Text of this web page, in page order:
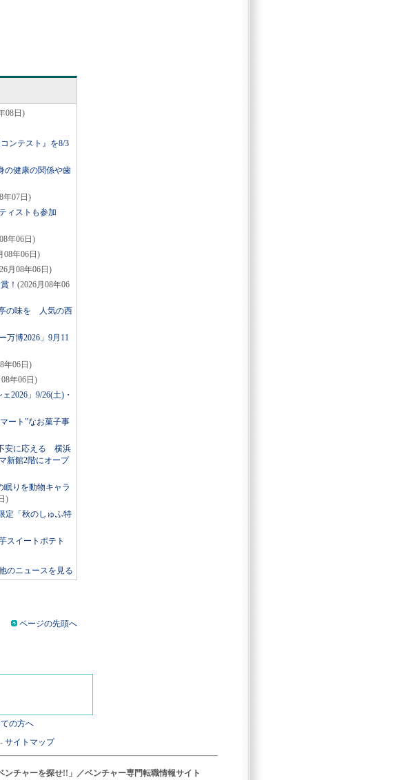
08日)
ンテスト』を8/3
の健康の関係や歯
年07日)
ィストも参加
年06日)
08年06日)
月08年06日)
！ (2026月08年06
亭の味を 人気の西
万博2026」9月11
年06日)
年06日)
2026」9/26(土)・
ート”なお菓子事
安に応える 横浜
新館2階にオープ
眠りを動物キャラ
)
定「秋のしゅふ特
スイートポテト
のニュースを見る
ページの先頭へ
の方へ
- サイトマップ
ンチャーを探せ!!」／ベンチャー専門転職情報サイト